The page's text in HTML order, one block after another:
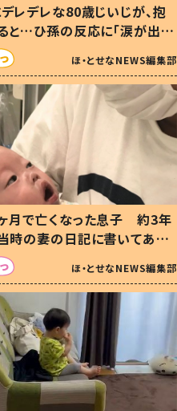
レデレな80歳じいじが、抱
と…ひ孫の反応に「涙が出ま
可愛くて仕方ない」
ほ・とせなNEWS編集部
月で亡くなった息子 約3年
時の妻の日記に書いてあっ
は
ほ・とせなNEWS編集部